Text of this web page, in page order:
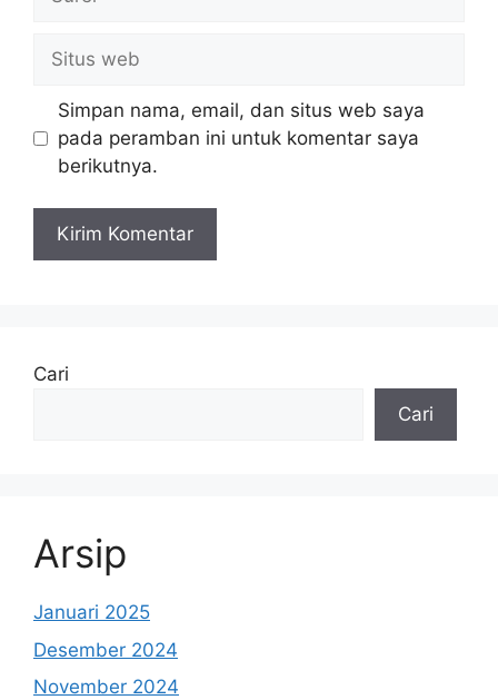
web
Simpan nama, email, dan situs web saya
pada peramban ini untuk komentar saya
berikutnya.
Cari
Cari
Arsip
Januari 2025
Desember 2024
November 2024